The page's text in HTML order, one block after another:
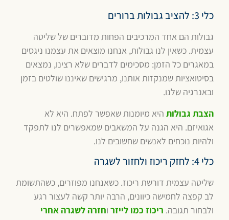
כלי 3: להציב גבולות ברורים
גבולות הם אחד המרכיבים הפחות מדוברים של שליטה
עצמית. כשאין לנו גבולות, אנחנו מוצאים את עצמנו ניגסים
במאגרים כל הזמן: מסכימים לדברים שלא רצינו, נמצאים
בסיטואציות שמנקזות אותנו, מרגישים שאיננו שולטים בזמן
ובאנרגיה שלנו.
הצבת גבולות היא מיומנות שאפשר לפתח. היא לא
אגואיזם. היא הגנה על המשאבים שמאפשרים לנו לתפקד
ולהיות נוכחים לאנשים שחשובים לנו.
כלי 4: לחזק ריכוז ולחזור לשגרה
שליטה עצמית דורשת ריכוז. כשאנחנו מפוזרים, כשהתשומת
לב קפצה לחמישה כיוונים, הרבה יותר קשה לעצור רגע
ולבחור תגובה. ריכוז כמו לייזר וחזרה לשגרה אחרי